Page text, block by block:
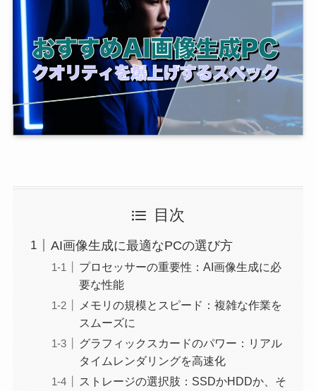
目次
AI画像生成に最適なPCの選び方
プロセッサーの重要性：AI画像生成に必
要な性能
メモリの規模とスピード：複雑な作業を
スムーズに
グラフィックスカードのパワー：リアル
タイムレンダリングを高速化
ストレージの選択肢：SSDかHDDか、そ